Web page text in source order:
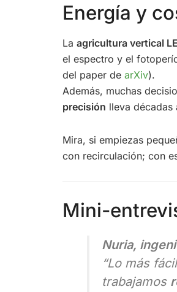
Energía y
La agricultura vertical
el espectro y el
del paper de arXiv).
Además, muchas
precisión lleva décadas
Mira, si empiezas
con recirculación; con
Mini-
Nuria,
“Lo más
trabajamos